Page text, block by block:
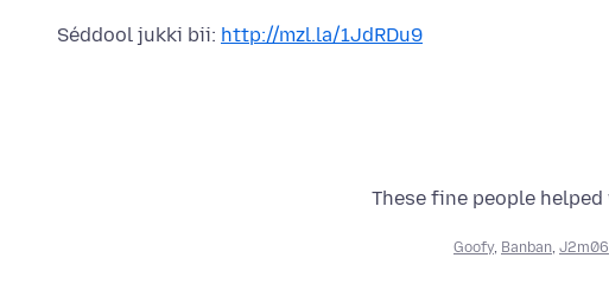
Séddool jukki bii: http://mzl.la/1JdRDu9
These fine people
Goofy, Banban J2m06